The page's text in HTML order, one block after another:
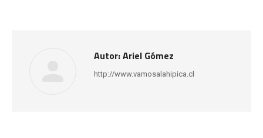
Autor:Ariel Gómez
http://www.vamosalahipica.cl